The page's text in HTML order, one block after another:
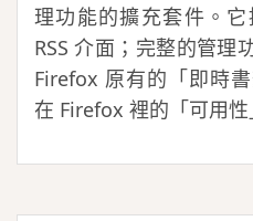
理功能的擴充套件。
RSS 介面；完整的管理
Firefox 原有的「即時
在 Firefox 裡的「可用性